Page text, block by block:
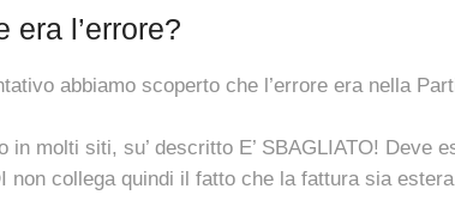
era l’errore?
abbiamo scoperto che l’errore era nella
in molti siti, su’ descritto E’ SBAGLIATO! Deve
non collega quindi il fatto che la fattura sia